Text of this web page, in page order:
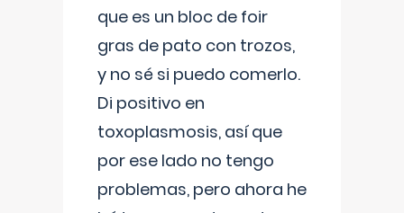
que es un bloc de foir
gras de pato con trozos,
y no sé si puedo comerlo.
Di positivo en
toxoplasmosis, así que
por ese lado no tengo
problemas, pero ahora he